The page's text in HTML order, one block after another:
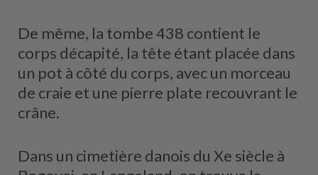
De même, la tombe 438 contient le
corps décapité, la tête étant placée dans
un pot à côté du corps, avec un morceau
de craie et une pierre plate recouvrant le
crâne.
Dans un cimetière danois du Xe siècle à